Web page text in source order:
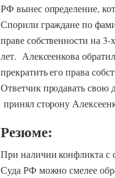
РФ вынес определение,
Спорили граждане по
праве собственности на
лет. Алексеенкова
прекратить его права
Ответчик продавать свою
принял сторону
Резюме:
При наличии конфликта с
Суда РФ можно смелее